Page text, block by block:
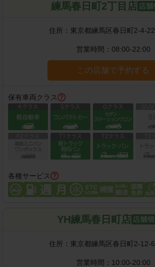
練馬春日町2丁目店
住所： 東京都練馬区春日町2-4-22
営業時間： 08:00-22:00
この店舗で予約する
保有車両クラス
各種サービス
YH練馬春日町店
住所： 東京都練馬区春日町2-12-6
営業時間： 10:00-20:00